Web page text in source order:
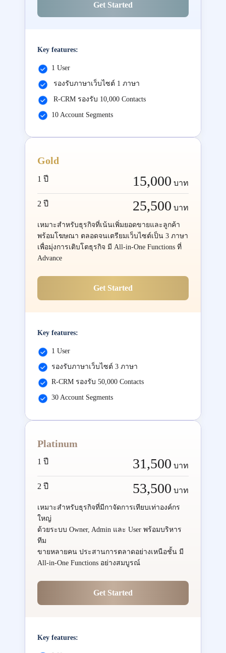
Get Started
Key features:
1 User
รองรับภาษาเว็บไซต์ 1 ภาษา
R-CRM รองรับ 10,000 Contacts
10 Account Segments
Gold
1 ปี 15,000 บาท
2 ปี 25,500 บาท
เหมาะสำหรับธุรกิจที่เน้นเพิ่มยอดขายและลูกค้า
พร้อมโฆษณา ตลอดจนเตรียมเว็บไซต์เป็น 3 ภาษา
เพื่อมุ่งการเติบโตธุรกิจ มี All-in-One Functions ที่
Advance
Get Started
Key features:
1 User
รองรับภาษาเว็บไซต์ 3 ภาษา
R-CRM รองรับ 50,000 Contacts
30 Account Segments
Platinum
1 ปี 31,500 บาท
2 ปี 53,500 บาท
เหมาะสำหรับธุรกิจที่มีกาจัดการเทียบเท่าองค์กร
ใหญ่
ด้วยระบบ Owner, Admin และ User พร้อมบริหาร
ทีม
ขายหลายคน ประสานการตลาดอย่างเหนือชั้น มี
All-in-One Functions อย่างสมบูรณ์
Get Started
Key features: